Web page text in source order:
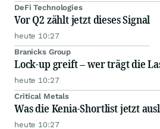
DeFi Technologies
Vor Q2 zählt jetzt dieses Signal
heute 10:27
Branicks Group
Lock-up greift – wer trägt die
heute 10:27
Critical Metals
Was die Kenia-Shortlist jetzt
heute 10:27